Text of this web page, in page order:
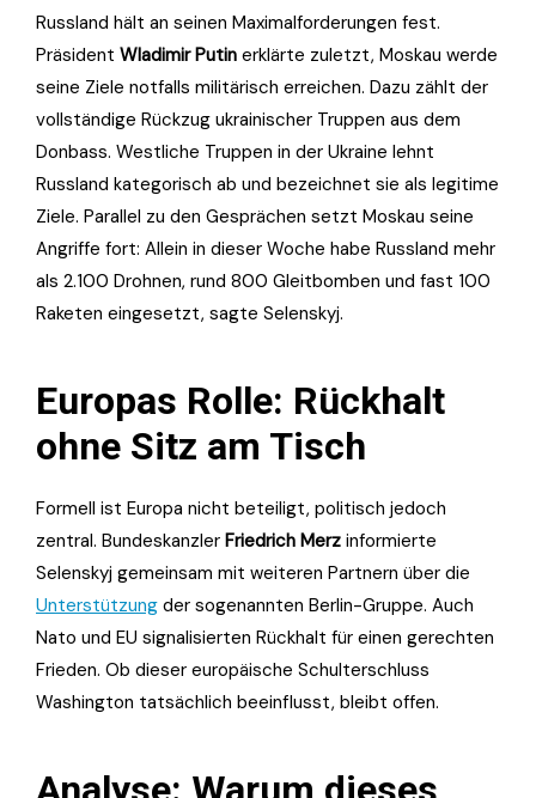
Russland hält an seinen Maximalforderungen fest.
Präsident Wladimir Putin erklärte zuletzt, Moskau werde
seine Ziele notfalls militärisch erreichen. Dazu zählt der
vollständige Rückzug ukrainischer Truppen aus dem
Donbass. Westliche Truppen in der Ukraine lehnt
Russland kategorisch ab und bezeichnet sie als legitime
Ziele. Parallel zu den Gesprächen setzt Moskau seine
Angriffe fort: Allein in dieser Woche habe Russland mehr
als 2.100 Drohnen, rund 800 Gleitbomben und fast 100
Raketen eingesetzt, sagte Selenskyj.
Europas Rolle: Rückhalt
ohne Sitz am Tisch
Formell ist Europa nicht beteiligt, politisch jedoch
zentral. Bundeskanzler Friedrich Merz informierte
Selenskyj gemeinsam mit weiteren Partnern über die
Unterstützung der sogenannten Berlin-Gruppe. Auch
Nato und EU signalisierten Rückhalt für einen gerechten
Frieden. Ob dieser europäische Schulterschluss
Washington tatsächlich beeinflusst, bleibt offen.